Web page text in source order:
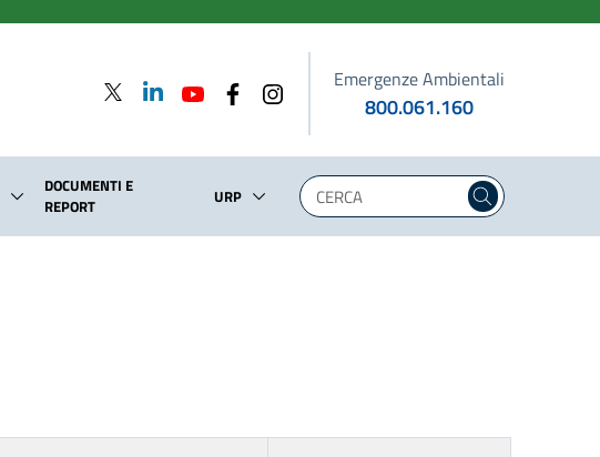
Emergenze Ambientali
800.061.160
DOCUMENTI E
REPORT
URP